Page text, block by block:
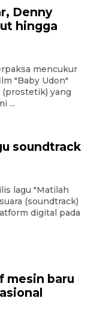
Denny
hingga
mencukur
"Baby Udon"
(prostetik) yang
...
soundtrack
lagu "Matilah
(soundtrack)
digital pada
mesin baru